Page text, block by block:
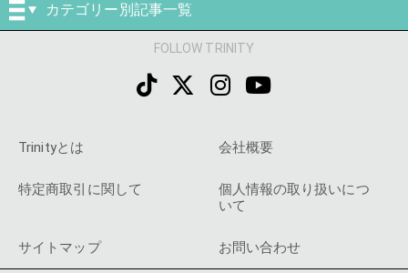
カテゴリー別記事一覧
FOLLOW TRINITY
Trinityとは 会社概要
特定商取引に関して
個人情報の取り扱いにつ
いて
サイトマップ お問い合わせ